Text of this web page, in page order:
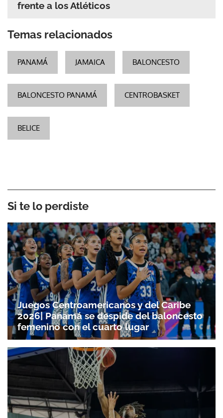
frente a los Atléticos
Temas relacionados
PANAMÁ JAMAICA BALONCESTO
BALONCESTO PANAMÁ CENTROBASKET
BELICE
Si te lo perdiste
Juegos Centroamericanos y del Caribe
2026| Panamá se despide del baloncesto
femenino con el cuarto lugar